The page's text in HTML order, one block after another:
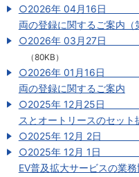
○2026年 04月16日 み
両の登録に関するご案内（
○2026年 03月27日 役
（80KB）
○2026年 01月16日 み
両の登録に関するご案内
○2025年 12月25日 EV
スとオートリースのセット
○2025年 12月 2日 本
○2025年 12月 1日 み
EV普及拡大サービスの業